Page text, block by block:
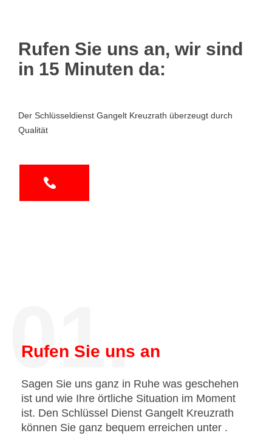
Rufen Sie uns an, wir sind
in 15 Minuten da:
Der Schlüsseldienst Gangelt Kreuzrath überzeugt durch
Qualität
01.
Rufen Sie uns an
Sagen Sie uns ganz in Ruhe was geschehen
ist und wie Ihre örtliche Situation im Moment
ist. Den Schlüssel Dienst Gangelt Kreuzrath
können Sie ganz bequem erreichen unter .